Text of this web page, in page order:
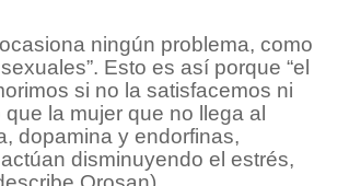
ningún problema, como
Esto es así porque “el
si no la satisfacemos ni
la mujer que no llega al
dopamina y endorfinas,
disminuyendo el estrés,